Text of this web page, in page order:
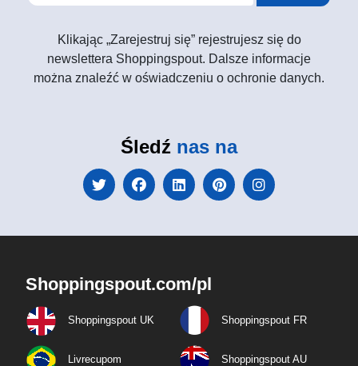
Klikając „Zarejestruj się” rejestrujesz się do
newslettera Shoppingspout. Dalsze informacje
można znaleźć w oświadczeniu o ochronie danych.
Śledź nas na
Shoppingspout.com/pl
Shoppingspout UK Shoppingspout FR
Livrecupom Shoppingspout AU